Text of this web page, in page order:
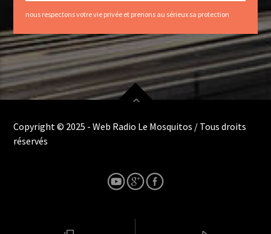
nous respectons votre vie privée et prenons au sérieux sa protection
Copyright © 2025 - Web Radio Le Mosquitos / Tous droits
réservés